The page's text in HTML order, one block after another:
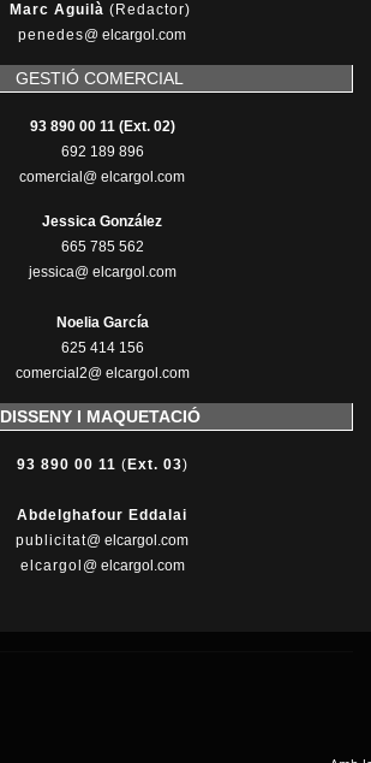
Marc Aguilà (Redactor)
penedes@ elcargol.com
GESTIÓ COMERCIAL
93 890 00 11 (Ext. 02)
692 189 896
comercial@ elcargol.com
Jessica González
665 785 562
jessica@ elcargol.com
Noelia García
625 414 156
comercial2@ elcargol.com
DISSENY I MAQUETACIÓ
93 890 00 11 ( Ext. 03)
Abdelghafour Eddalai
publicitat@ elcargol.com
elcargol @ elcargol.com